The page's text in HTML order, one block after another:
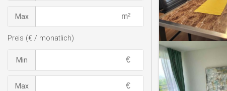
Max
Preis (€ / monatlich)
Min
Max